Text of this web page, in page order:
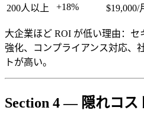
200人以上
+18% $19,000/
大企業ほど ROI が低い理由：
強化、コンプライアンス対応、
トが高い。
Section 4 — 隠れコス